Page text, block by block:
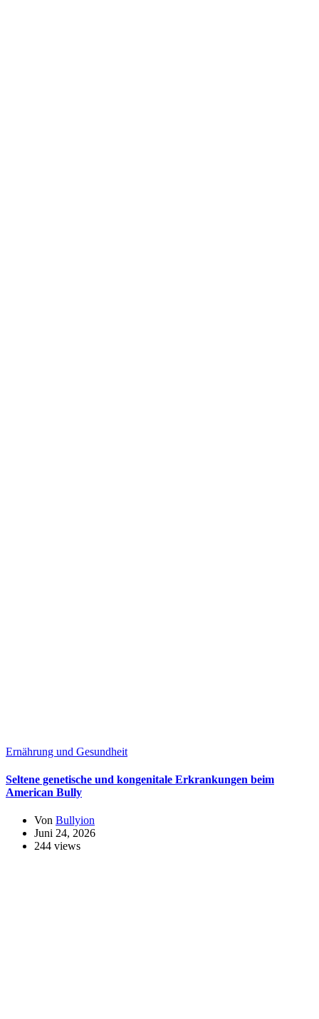
Ernährung und Gesundheit
Seltene genetische und kongenitale Erkrankungen beim
American Bully
Von Bullyion
Juni 24, 2026
244 views